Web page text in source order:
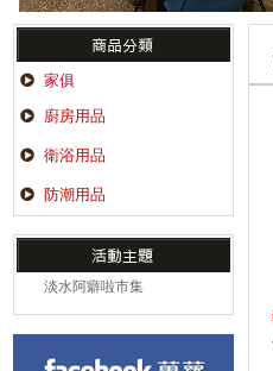
家俱
廚房用品
衛浴用品
防潮用品
淡水阿癖啦市集